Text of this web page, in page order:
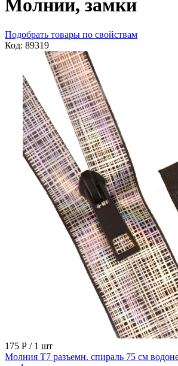
Молнии, замки
Подобрать товары по свойствам
Код: 89319
175 Р / 1 шт
Молния Т7 разъемн. спираль 75 см